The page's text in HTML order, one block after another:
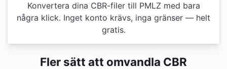
Konvertera dina CBR-filer till PMLZ med bara
några klick. Inget konto krävs, inga gränser — helt
gratis.
Fler sätt att omvandla CBR